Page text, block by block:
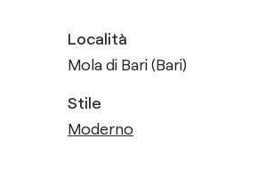
Località
Mola di Bari (Bari)
Stile
Moderno